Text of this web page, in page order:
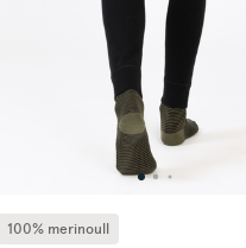
100% merinoull